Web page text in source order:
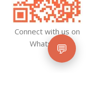
Connect with us on
Whatsapp
💬